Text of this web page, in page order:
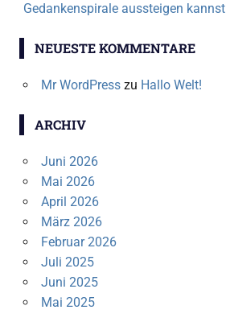
Gedankenspirale aussteigen kannst
NEUESTE KOMMENTARE
Mr WordPresszu Hallo Welt!
ARCHIV
Juni 2026
Mai 2026
April 2026
März 2026
Februar 2026
Juli 2025
Juni 2025
Mai 2025